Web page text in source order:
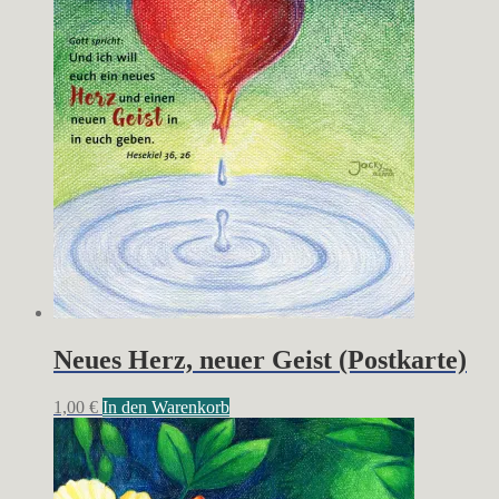
Produktseite
gewählt
werden
Neues Herz, neuer Geist (Postkarte)
1,00 € In den Warenkorb